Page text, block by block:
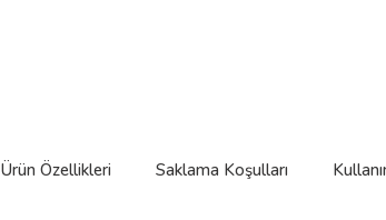
Ürün Özellikleri Saklama Koşulları